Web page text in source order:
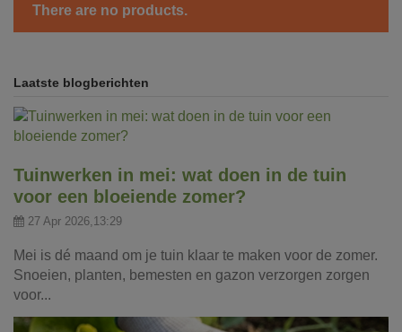
There are no products.
Laatste blogberichten
Tuinwerken in mei: wat doen in de tuin
voor een bloeiende zomer?
27 Apr 2026,13:29
Mei is dé maand om je tuin klaar te maken voor de zomer.
Snoeien, planten, bemesten en gazon verzorgen zorgen
voor...